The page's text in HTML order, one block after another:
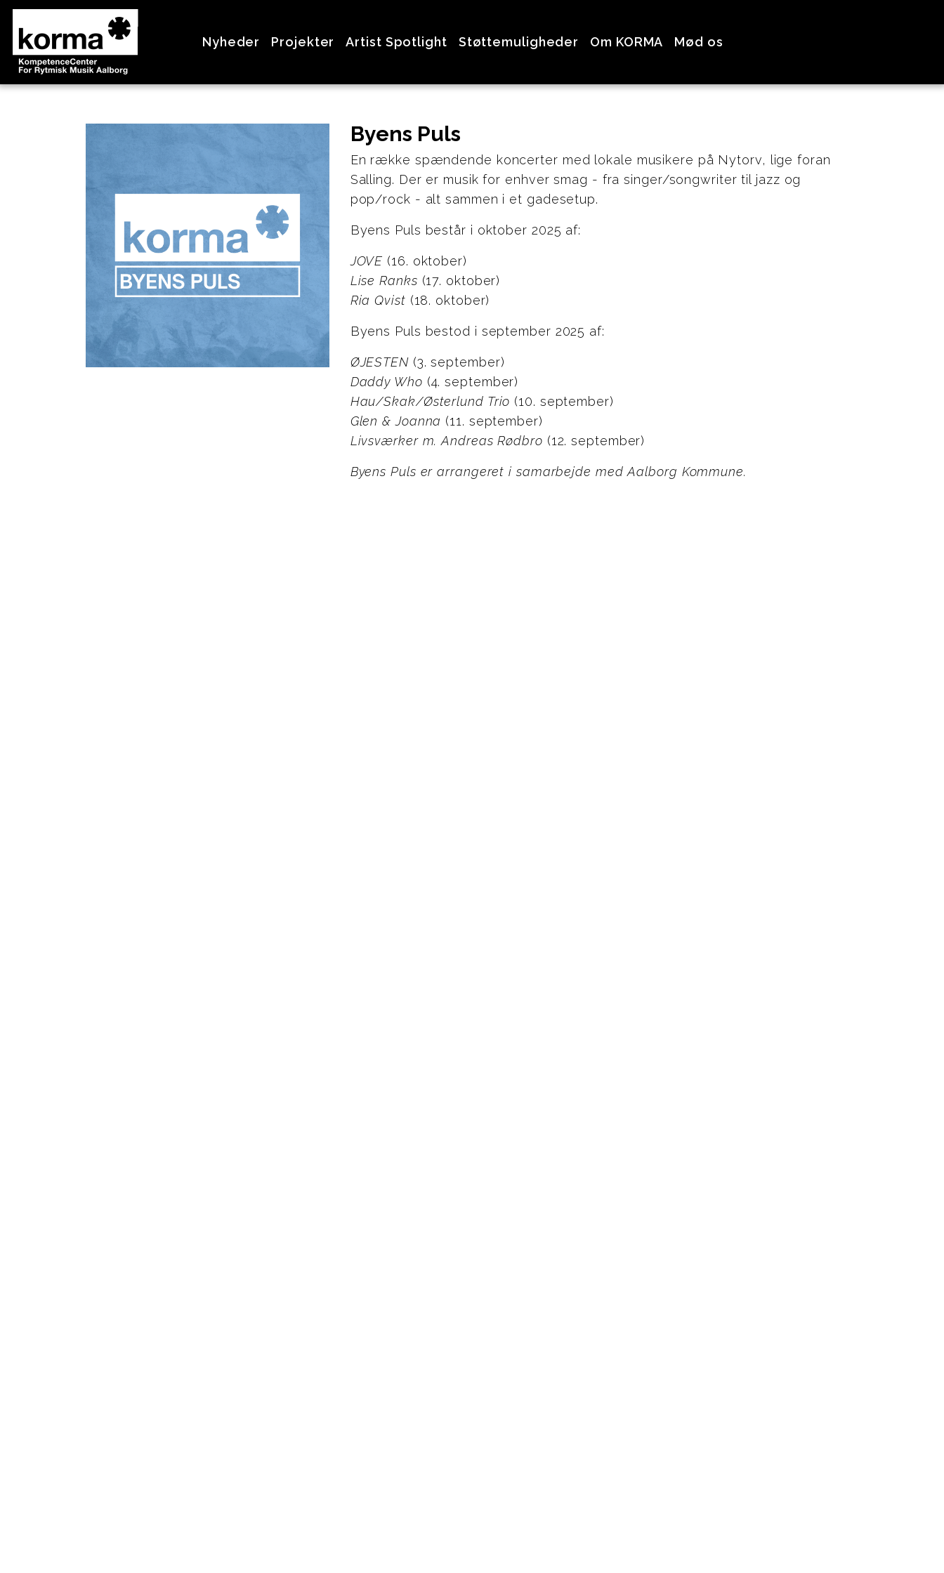
Nyheder Projekter Artist Spotlight Støttemuligheder Om KORMA Mød os
Byens Puls
En række spændende koncerter med lokale musikere på Nytorv, lige foran
Salling. Der er musik for enhver smag - fra singer/songwriter til jazz og
pop/rock - alt sammen i et gadesetup.
Byens Puls består i oktober 2025 af:
JOVE (16. oktober)
Lise Ranks (17. oktober)
Ria Qvist (18. oktober)
Byens Puls bestod i september 2025 af:
ØJESTEN (3. september)
Daddy Who (4. september)
Hau/Skak/Østerlund Trio (10. september)
Glen & Joanna (11. september)
Livsværker m. Andreas Rødbro (12. september)
Byens Puls er arrangeret i samarbejde med Aalborg Kommune.